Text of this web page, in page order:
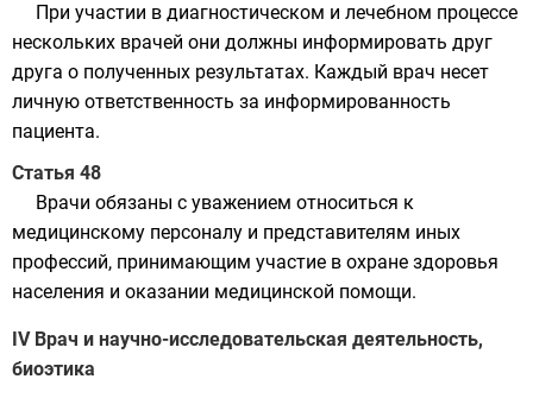
При участии в диагностическом и лечебном процессе
нескольких врачей они должны информировать друг
друга о полученных результатах. Каждый врач несет
личную ответственность за информированность
пациента.
Статья 48
Врачи обязаны с уважением относиться к
медицинскому персоналу и представителям иных
профессий, принимающим участие в охране здоровья
населения и оказании медицинской помощи.
IV Врач и научно-исследовательская деятельность,
биоэтика